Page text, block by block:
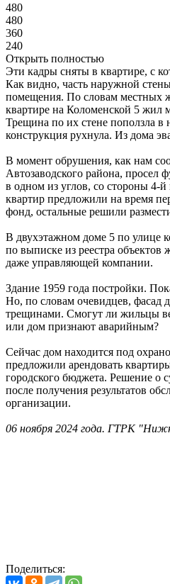
480
480
360
240
Открыть полностью
Эти кадры сняты в квартире, с
Как видно, часть наружной
помещения. По словам местных
квартире на Коломенской 5 жил
Трещина по их стене поползла в
конструкция рухнула. Из дома
В момент обрушения, как нам
Автозаводского района, просел
в одном из углов, со стороны 4-
квартир предложили на время
фонд, остальные решили
В двухэтажном доме 5 по улице
по выписке из реестра
даже управляющей компании.
Здание 1959 года постройки.
Но, по словам очевидцев, фасад
трещинами. Смогут ли жильцы
или дом признают аварийным?
Сейчас дом находится под
предложили арендовать
городского бюджета. Решение о
после получения результатов
организации.
06 ноября 2024 года. ГТРК
Поделиться: